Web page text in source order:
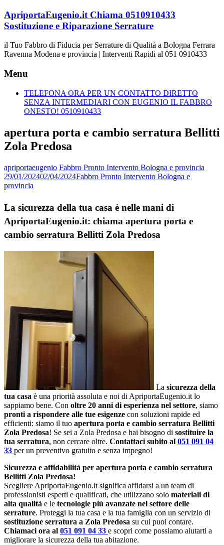
Vai
al
contenuto
ApriportaEugenio.it Chiama 0510910433
Sostituzione e Riparazione Serrature
il Tuo Fabbro di Fiducia per Serrature di Qualità a Bologna Ferrara
Ravenna Modena e provincia | Interventi Rapidi al 051 0910433
Menu
TELEFONA ORA PER UN CONTATTO DIRETTO
SENZA INTERMEDIARI CON EUGENIO IL FABBRO
ONESTO! 0510910433
apertura porta e cambio serratura Bellitti
Zola Predosa
apriportaeugenio Fabbro Pronto Intervento Bologna e provincia
29/01/202402/04/2024Fabbro Pronto Intervento Bologna e
provincia
La sicurezza della tua casa è nelle mani di
ApriportaEugenio.it: chiama apertura porta e
cambio serratura Bellitti Zola Predosa
La sicurezza della
tua casa è una priorità assoluta e noi di ApriportaEugenio.it lo
sappiamo bene. Con oltre 20 anni di esperienza nel settore, siamo
pronti a rispondere alle tue esigenze con soluzioni rapide ed
efficienti: siamo il tuo apertura porta e cambio serratura Bellitti
Zola Predosa! Se sei a Zola Predosa e hai bisogno di sostituire la
tua serratura, non cercare oltre. Contattaci subito al 051 091 04
33 per un preventivo gratuito e senza impegno!
Sicurezza e affidabilità per apertura porta e cambio serratura
Bellitti Zola Predosa!
Scegliere ApriportaEugenio.it significa affidarsi a un team di
professionisti esperti e qualificati, che utilizzano solo materiali di
alta qualità e le tecnologie più avanzate nel settore delle
serrature. Proteggi la tua casa e la tua famiglia con un servizio di
sostituzione serratura a Zola Predosa su cui puoi contare.
Chiamaci ora al 051 091 04 33 e scopri come possiamo aiutarti a
migliorare la sicurezza della tua abitazione.